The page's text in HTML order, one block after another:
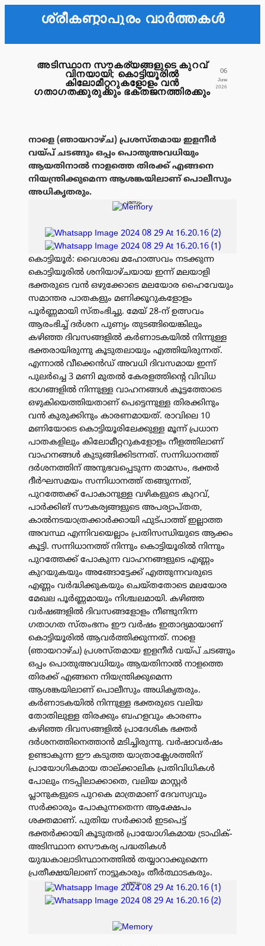
ശ്രീകണ്ഠാപുരം വാർത്തകൾ
അടിസ്ഥാന സൗകര്യങ്ങളുടെ കുറവ്
വിനയായി; കൊട്ടിയൂരിൽ
കിലോമീറ്ററുകളോളം വൻ
ഗതാഗതക്കുരുക്കും ഭക്തജനത്തിരക്കും
06
June
2026
നാളെ (ഞായറാഴ്ച) പ്രശസ്തമായ ഇളനീർ
വയ്പ് ചടങ്ങും ഒപ്പം പൊതുഅവധിയും
ആയതിനാൽ നാളത്തെ തിരക്ക് എങ്ങനെ
നിയന്ത്രിക്കുമെന്ന ആശങ്കയിലാണ് പൊലീസും
അധികൃതരും.
പരസ്യം
കൊട്ടിയൂർ: വൈശാഖ മഹോത്സവം നടക്കുന്ന
കൊട്ടിയൂരിൽ ശനിയാഴ്ചയായ ഇന്ന് മലയാളി
ഭക്തരുടെ വൻ ഒഴുക്കോടെ മലയോര ഹൈവേയും
സമാന്തര പാതകളും മണിക്കൂറുകളോളം
പൂർണ്ണമായി സ്തംഭിച്ചു. മേയ് 28-ന് ഉത്സവം
ആരംഭിച്ച് ദർശന പുണ്യം തുടങ്ങിയെങ്കിലും
കഴിഞ്ഞ ദിവസങ്ങളിൽ കർണാടകയിൽ നിന്നുള്ള
ഭക്തരായിരുന്നു കൂടുതലായും എത്തിയിരുന്നത്.
എന്നാൽ വീക്കെൻഡ് അവധി ദിവസമായ ഇന്ന്
പുലർച്ചെ 3 മണി മുതൽ കേരളത്തിന്റെ വിവിധ
ഭാഗങ്ങളിൽ നിന്നുള്ള വാഹനങ്ങൾ കൂട്ടത്തോടെ
ഒഴുകിയെത്തിയതാണ് പെട്ടെന്നുള്ള തിരക്കിനും
വൻ കുരുക്കിനും കാരണമായത്. രാവിലെ 10
മണിയോടെ കൊട്ടിയൂരിലേക്കുള്ള മൂന്ന് പ്രധാന
പാതകളിലും കിലോമീറ്ററുകളോളം നീളത്തിലാണ്
വാഹനങ്ങൾ കുടുങ്ങിക്കിടന്നത്. സന്നിധാനത്ത്
ദർശനത്തിന് അനുഭവപ്പെടുന്ന താമസം, ഭക്തർ
ദീർഘസമയം സന്നിധാനത്ത് തങ്ങുന്നത്,
പുറത്തേക്ക് പോകാനുള്ള വഴികളുടെ കുറവ്,
പാർക്കിങ് സൗകര്യങ്ങളുടെ അപര്യാപ്തത,
കാൽനടയാത്രക്കാർക്കായി ഫുട്പാത്ത് ഇല്ലാത്ത
അവസ്ഥ എന്നിവയെല്ലാം പ്രതിസന്ധിയുടെ ആക്കം
കൂട്ടി. സന്നിധാനത്ത് നിന്നും കൊട്ടിയൂരിൽ നിന്നും
പുറത്തേക്ക് പോകുന്ന വാഹനങ്ങളുടെ എണ്ണം
കുറയുകയും അങ്ങോട്ടേക്ക് എത്തുന്നവരുടെ
എണ്ണം വർദ്ധിക്കുകയും ചെയ്തതോടെ മലയോര
മേഖല പൂർണ്ണമായും നിശ്ചലമായി. കഴിഞ്ഞ
വർഷങ്ങളിൽ ദിവസങ്ങളോളം നീണ്ടുനിന്ന
ഗതാഗത സ്തംഭനം ഈ വർഷം ഇതാദ്യമായാണ്
കൊട്ടിയൂരിൽ ആവർത്തിക്കുന്നത്. നാളെ
(ഞായറാഴ്ച) പ്രശസ്തമായ ഇളനീർ വയ്പ് ചടങ്ങും
ഒപ്പം പൊതുഅവധിയും ആയതിനാൽ നാളത്തെ
തിരക്ക് എങ്ങനെ നിയന്ത്രിക്കുമെന്ന
ആശങ്കയിലാണ് പൊലീസും അധികൃതരും.
കർണാടകയിൽ നിന്നുള്ള ഭക്തരുടെ വലിയ
തോതിലുള്ള തിരക്കും ബഹളവും കാരണം
കഴിഞ്ഞ ദിവസങ്ങളിൽ പ്രാദേശിക ഭക്തർ
ദർശനത്തിനെത്താൻ മടിച്ചിരുന്നു. വർഷാവർഷം
ഉണ്ടാകുന്ന ഈ കടുത്ത യാത്രാക്ലേശത്തിന്
പ്രായോഗികമായ താല്ക്കാലിക പ്രതിവിധികൾ
പോലും നടപ്പിലാക്കാതെ, വലിയ മാസ്റ്റർ
പ്ലാനുകളുടെ പുറകെ മാത്രമാണ് ദേവസ്വവും
സർക്കാരും പോകുന്നതെന്ന ആക്ഷേപം
ശക്തമാണ്. പുതിയ സർക്കാർ ഇടപെട്ട്
ഭക്തർക്കായി കൂടുതൽ പ്രായോഗികമായ ട്രാഫിക്-
അടിസ്ഥാന സൌകര്യ പദ്ധതികൾ
യുദ്ധകാലാടിസ്ഥാനത്തിൽ തയ്യാറാക്കുമെന്ന
പ്രതീക്ഷയിലാണ് നാട്ടുകാരും തീർത്ഥാടകരും.
പരസ്യം